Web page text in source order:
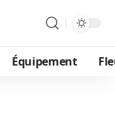
Équipement